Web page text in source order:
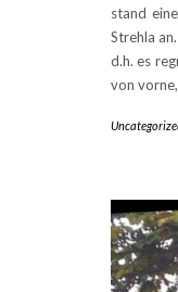
stand
Strehla
d.h. es
von